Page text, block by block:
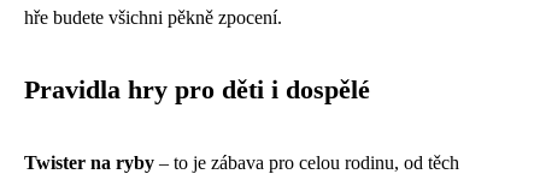
hře budete všichni pěkně zpocení.
Pravidla hry pro děti i dospělé
Twister na ryby – to je zábava pro celou rodinu, od těch